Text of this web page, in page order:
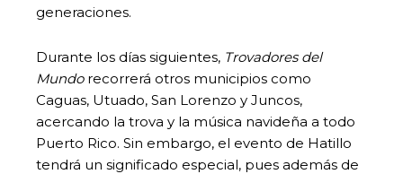
generaciones.
Durante los días siguientes, Trovadores del
Mundorecorrerá otros municipios como
Caguas, Utuado, San Lorenzo y Juncos,
acercando la trova y la música navideña a todo
Puerto Rico. Sin embargo, el evento de Hatillo
tendrá un significado especial, pues además de